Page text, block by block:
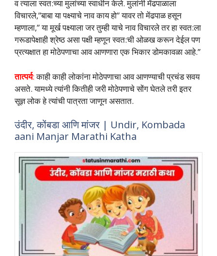
व त्‍याला स्‍वत:च्‍या मुलांच्‍या स्‍वाधीन केले. मुलांनी मेंढपाळाला
विचारले,”बाबा या पक्ष्‍याचे नाव काय हो” यावर तो मेंढपाळ हसून
म्‍हणाला,” या मूर्ख पक्ष्‍याला जर तुम्‍ही याचे नाव विचारले तर हा स्‍वत:ला
गरूडापेक्षाही श्रेष्‍ठ असा पक्षी म्‍हणून स्‍वत:ची ओळख करून देईल पण
प्रत्‍यक्षात हा मोठेपणाचा आव आणणारा एक भिकार डोमकावळा आहे.”
तात्‍पर्य:काही काही लोकांना मोठेपणाचा आव आणण्‍याची प्रचंड सवय
असते. यामध्‍ये त्‍यांनी कितीही जरी मोठेपणाचे सोंग घेतले तरी इतर
सूज्ञ लोक हे त्‍यांची पात्रता जाणून असतात.
उंदीर, कोंबडा आणि मांजर | Undir, Kombada
aani Manjar Marathi Katha